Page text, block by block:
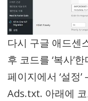
다시 구글 애드센
후 코드를 ‘복사’
페이지에서 ‘설정
Ads.txt. 아래에 코